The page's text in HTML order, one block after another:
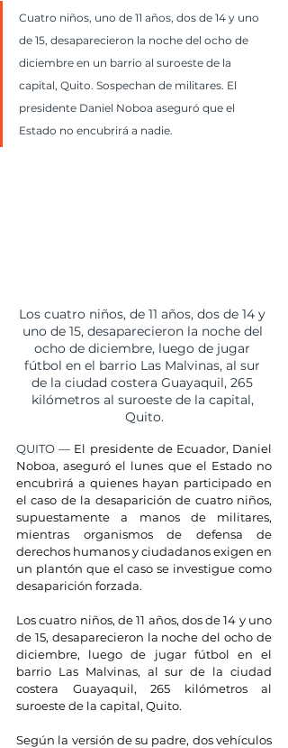
Cuatro niños, uno de 11 años, dos de 14 y uno
de 15, desaparecieron la noche del ocho de
diciembre en un barrio al suroeste de la
capital, Quito. Sospechan de militares. El
presidente Daniel Noboa aseguró que el
Estado no encubrirá a nadie.
Los cuatro niños, de 11 años, dos de 14 y
uno de 15, desaparecieron la noche del
ocho de diciembre, luego de jugar
fútbol en el barrio Las Malvinas, al sur
de la ciudad costera Guayaquil, 265
kilómetros al suroeste de la capital,
Quito.
QUITO — El presidente de Ecuador, Daniel
Noboa, aseguró el lunes que el Estado no
encubrirá a quienes hayan participado en
el caso de la desaparición de cuatro niños,
supuestamente a manos de militares,
mientras organismos de defensa de
derechos humanos y ciudadanos exigen en
un plantón que el caso se investigue como
desaparición forzada.
Los cuatro niños, de 11 años, dos de 14 y uno
de 15, desaparecieron la noche del ocho de
diciembre, luego de jugar fútbol en el
barrio Las Malvinas, al sur de la ciudad
costera Guayaquil, 265 kilómetros al
suroeste de la capital, Quito.
Según la versión de su padre, dos vehículos